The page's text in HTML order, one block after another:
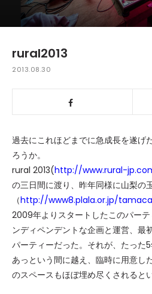
rural2013
2013.08.30
過去にこれほどまでに急成長を遂げ
ろうか。
rural 2013(http://www.rural-
の三日間に渡り、昨年同様に山梨の
（http://www8.plala.or.jp/
2009年よりスタートしたこのパー
ンディペンデントな企画と運営、最
パーティーだった。それが、たった
あっという間に越え、臨時に用意し
のスペースもほぼ埋め尽くされると